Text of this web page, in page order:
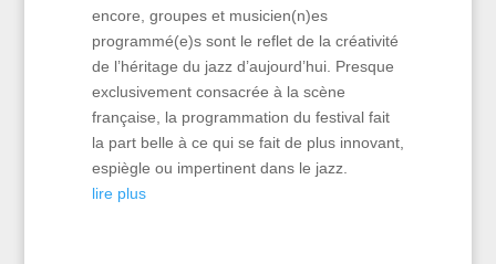
encore, groupes et musicien(n)es
programmé(e)s sont le reflet de la créativité
de l’héritage du jazz d’aujourd’hui. Presque
exclusivement consacrée à la scène
française, la programmation du festival fait
la part belle à ce qui se fait de plus innovant,
espiègle ou impertinent dans le jazz.
lire plus